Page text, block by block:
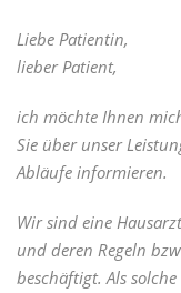
Liebe Patientin,
lieber Patient,
ich möchte Ihnen
Sie über unser
Abläufe informieren.
Wir sind eine
und deren Regeln
beschäftigt. Als